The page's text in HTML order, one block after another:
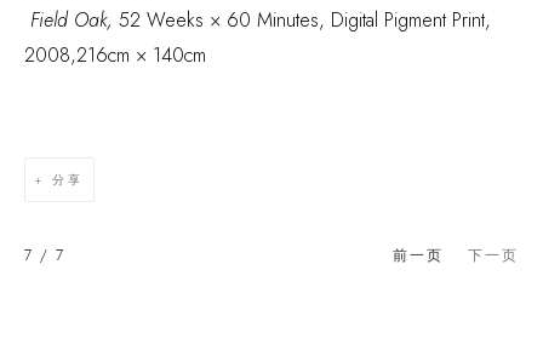
Field Oak, 52 Weeks × 60 Minutes, Digital Pigment Print,
2008,216cm × 140cm
分享
前一页 下一页
7 / 7